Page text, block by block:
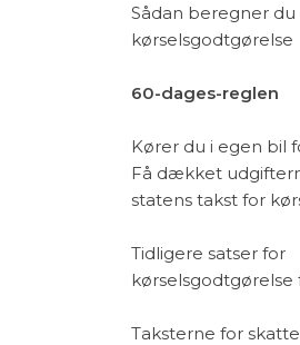
Sådan beregner du
kørselsgodtgørelse
60-dages-reglen
Kører du i egen bil
Få dækket
statens takst for
Tidligere satser for
kørselsgodtgørelse
Taksterne for